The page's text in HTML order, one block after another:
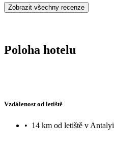
Zobrazit všechny recenze
Poloha hotelu
Vzdálenost od letiště
• 14 km od letiště v Antalyi